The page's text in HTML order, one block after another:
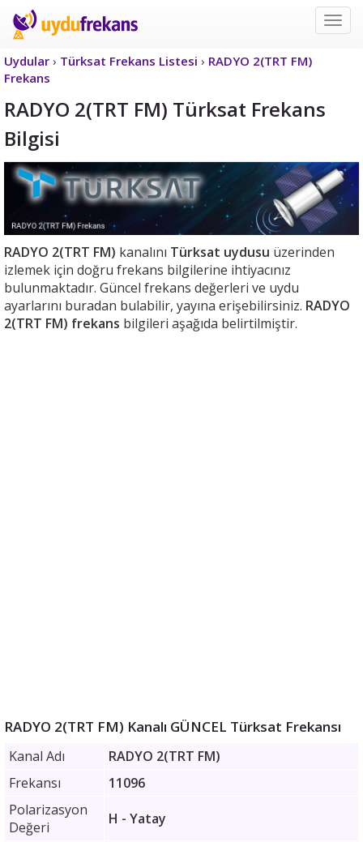
Uydu
Uydular › Türksat Frekans Listesi › RADYO 2(TRT FM)
Frekans
RADYO 2(TRT FM) Türksat Frekans
Bilgisi
RADYO 2(TRT FM) kanalını Türksat uydusu üzerinden
izlemek için doğru frekans bilgilerine ihtiyacınız
bulunmaktadır. Güncel frekans değerleri ve uydu
ayarlarını buradan bulabilir, yayına erişebilirsiniz. RADYO
2(TRT FM) frekans bilgileri aşağıda belirtilmiştir.
RADYO 2(TRT FM) Kanalı GÜNCEL Türksat Frekansı
Kanal Adı
RADYO 2(TRT FM)
Frekansı
11096
Polarizasyon
Değeri
H - Yatay